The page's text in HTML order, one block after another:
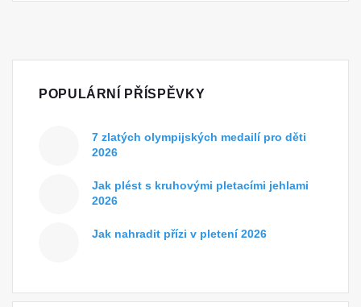
POPULÁRNÍ PŘÍSPĚVKY
7 zlatých olympijských medailí pro děti
2026
Jak plést s kruhovými pletacími jehlami
2026
Jak nahradit přízi v pletení 2026